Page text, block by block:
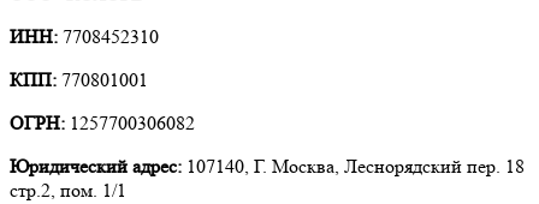
ИНН: 7708452310
КПП: 770801001
ОГРН: 1257700306082
Юридический адрес: 107140, Г. Москва, Леснорядский пер. 18
стр.2, пом. 1/1